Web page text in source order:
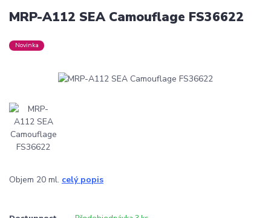
MRP-A112 SEA Camouflage FS36622
Novinka
Objem 20 ml. celý popis